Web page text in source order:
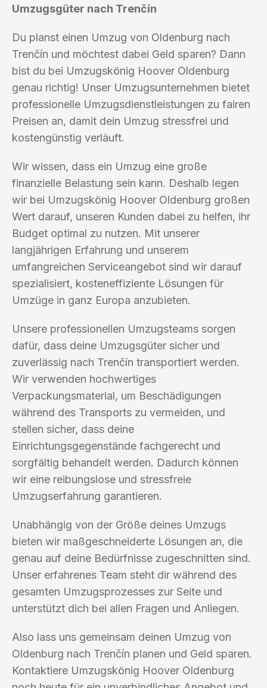
Umzugsgüter nach Trenčín
Du planst einen Umzug von Oldenburg nach
Trenčín und möchtest dabei Geld sparen? Dann
bist du bei Umzugskönig Hoover Oldenburg
genau richtig! Unser Umzugsunternehmen bietet
professionelle Umzugsdienstleistungen zu fairen
Preisen an, damit dein Umzug stressfrei und
kostengünstig verläuft.
Wir wissen, dass ein Umzug eine große
finanzielle Belastung sein kann. Deshalb legen
wir bei Umzugskönig Hoover Oldenburg großen
Wert darauf, unseren Kunden dabei zu helfen, ihr
Budget optimal zu nutzen. Mit unserer
langjährigen Erfahrung und unserem
umfangreichen Serviceangebot sind wir darauf
spezialisiert, kosteneffiziente Lösungen für
Umzüge in ganz Europa anzubieten.
Unsere professionellen Umzugsteams sorgen
dafür, dass deine Umzugsgüter sicher und
zuverlässig nach Trenčín transportiert werden.
Wir verwenden hochwertiges
Verpackungsmaterial, um Beschädigungen
während des Transports zu vermeiden, und
stellen sicher, dass deine
Einrichtungsgegenstände fachgerecht und
sorgfältig behandelt werden. Dadurch können
wir eine reibungslose und stressfreie
Umzugserfahrung garantieren.
Unabhängig von der Größe deines Umzugs
bieten wir maßgeschneiderte Lösungen an, die
genau auf deine Bedürfnisse zugeschnitten sind.
Unser erfahrenes Team steht dir während des
gesamten Umzugsprozesses zur Seite und
unterstützt dich bei allen Fragen und Anliegen.
Also lass uns gemeinsam deinen Umzug von
Oldenburg nach Trenčín planen und Geld sparen.
Kontaktiere Umzugskönig Hoover Oldenburg